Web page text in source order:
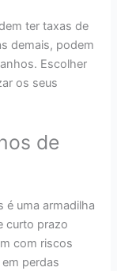
ter taxas de
demais, podem
Escolher
os seus
de
é uma armadilha
curto prazo
com riscos
perdas